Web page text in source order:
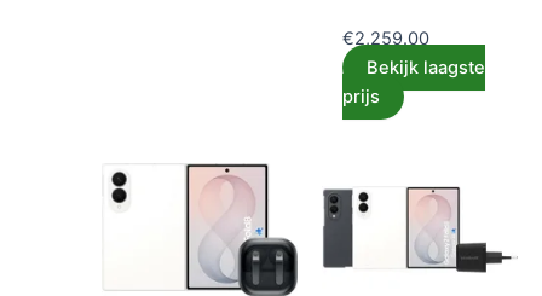
€2,259.00
Bekijk laagste
prijs